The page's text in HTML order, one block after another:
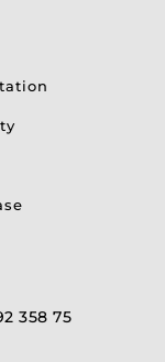
358 75